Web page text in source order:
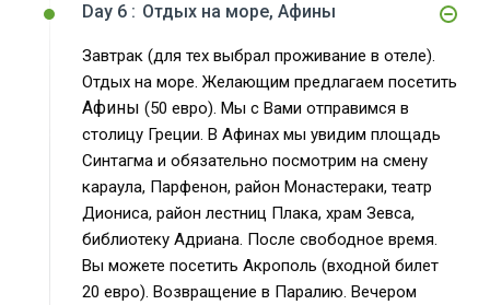
Day 6 : Отдых на море, Афины
Завтрак (для тех выбрал проживание в отеле).
Отдых на море. Желающим предлагаем посетить
Афины (50 евро). Мы с Вами отправимся в
столицу Греции. В Афинах мы увидим площадь
Синтагма и обязательно посмотрим на смену
караула, Парфенон, район Монастераки, театр
Диониса, район лестниц Плака, храм Зевса,
библиотеку Адриана. После свободное время.
Вы можете посетить Акрополь (входной билет
20 евро). Возвращение в Паралию. Вечером